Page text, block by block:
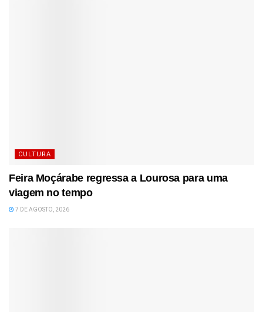
CULTURA
Feira Moçárabe regressa a Lourosa para uma
viagem no tempo
7 DE AGOSTO, 2026